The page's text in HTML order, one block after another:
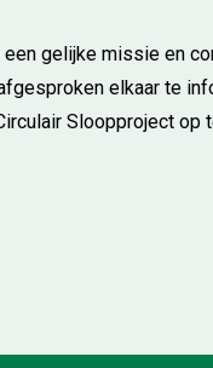
gelijke missie en
elkaar te
Sloopproject op